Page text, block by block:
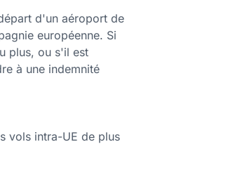
d'un aéroport de
européenne. Si
plus, ou s'il est
à une indemnité
vols intra-UE de plus